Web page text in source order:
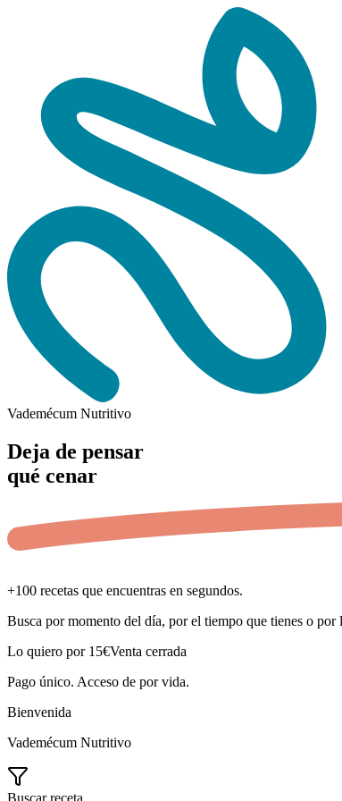
Vademécum Nutritivo
Deja de pensar
qué cenar
+100 recetas que encuentras en segundos.
Busca por momento del día, por el tiempo que tienes o
Lo quiero por 15€Venta cerrada
Pago único. Acceso de por vida.
Bienvenida
Vademécum Nutritivo
Buscar receta...